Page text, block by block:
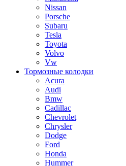
Nissan
Porsche
Subaru
Tesla
Toyota
Volvo
Vw
Тормозные колодки
Acura
Audi
Bmw
Cadillac
Chevrolet
Chrysler
Dodge
Ford
Honda
Hummer